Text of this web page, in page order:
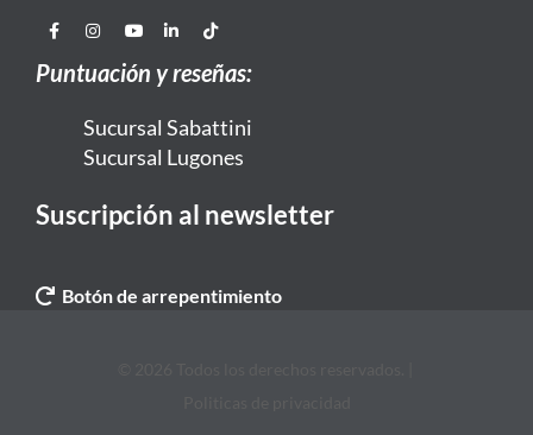
Puntuación y reseñas:
Sucursal Sabattini
Sucursal Lugones
Suscripción al newsletter
Botón de arrepentimiento